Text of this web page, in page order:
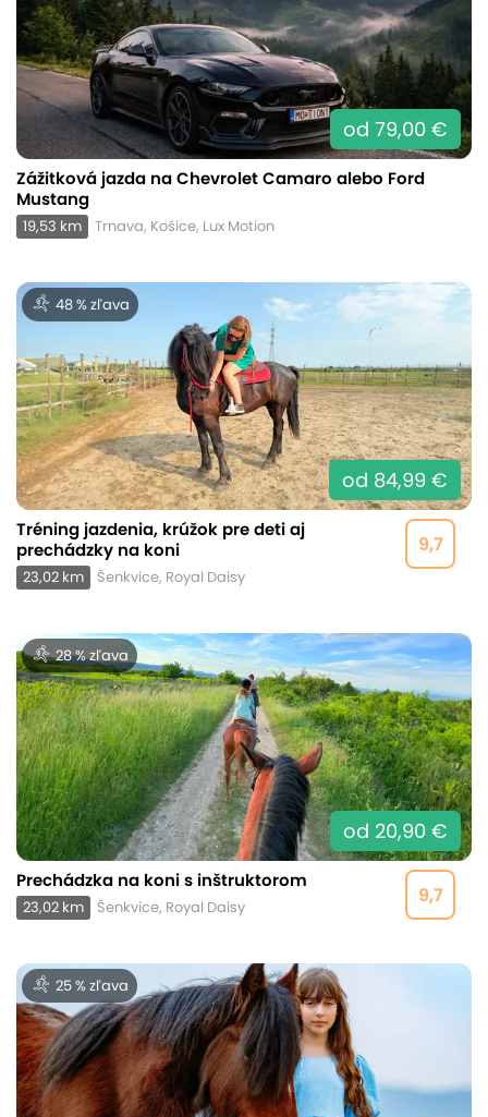
od 79,00 €
Zážitková jazda na Chevrolet Camaro alebo Ford
Mustang
19,53 km Trnava, Košice, Lux Motion
48 % zľava
od 84,99 €
9,7
Tréning jazdenia, krúžok pre deti aj
prechádzky na koni
23,02 km Šenkvice, Royal Daisy
28 % zľava
od 20,90 €
9,7
Prechádzka na koni s inštruktorom
23,02 km Šenkvice, Royal Daisy
25 % zľava